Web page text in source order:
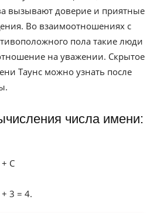
вызывают доверие и приятные
Во взаимоотношениях с
пола такие люди
на уважении. Скрытое
Таунс можно узнать после
числа имени:
С
3 = 4.